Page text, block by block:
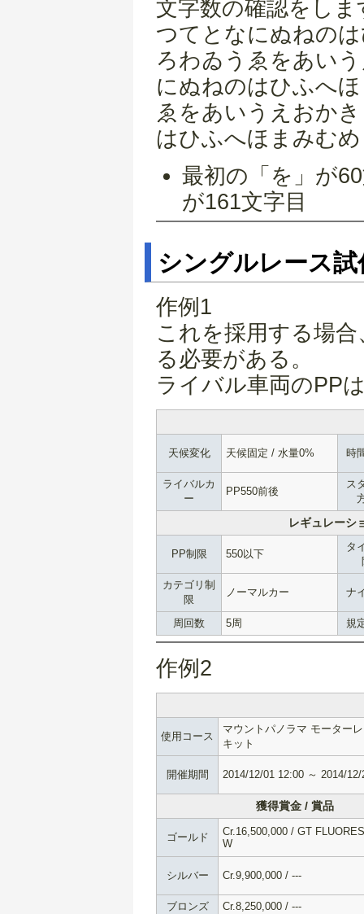
文字数の確認をし
つてとなにぬねの
ろわゐうゑをあい
にぬねのはひふへ
ゑをあいうえおか
はひふへほまみむ
最初の「を」が
が161文字目
シングルレース
作例1
これを採用する場
る必要がある。
ライバル車両のPP
天候変化 天候固定 / 水量0% 時
ライバルカ
ー
PP550前後
ス
レギュレーシ
PP制限 550以下
タ
カテゴリ制
限
ノーマルカー ナ
周回数 5周 規
作例2
使用コース
マウントパノラマ モーター
キット
開催期間 2014/12/01 12:00 ～ 2014/
獲得賞金 / 賞品
ゴールド
Cr.16,500,000 / GT
W
シルバー Cr.9,900,000 / ---
ブロンズ Cr.8,250,000 / ---